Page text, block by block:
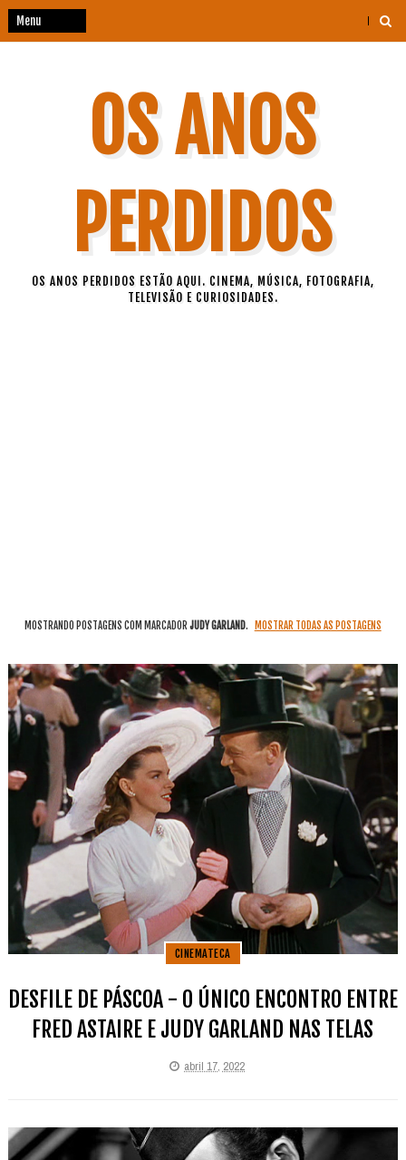
OS ANOS
PERDIDOS
OS ANOS PERDIDOS ESTÃO AQUI. CINEMA, MÚSICA, FOTOGRAFIA,
TELEVISÃO E CURIOSIDADES.
MOSTRANDO POSTAGENS COM MARCADORJUDY GARLAND. MOSTRAR TODAS AS POSTAGENS
CINEMATECA
DESFILE DE PÁSCOA - O ÚNICO ENCONTRO ENTRE
FRED ASTAIRE E JUDY GARLAND NAS TELAS
abril 17, 2022